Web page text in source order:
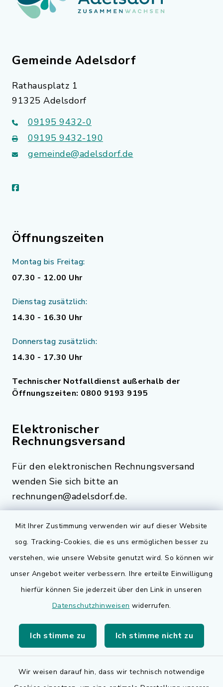
Mit Ihrer Zustimmung verwenden wir auf dieser Website
sog. Tracking-Cookies, die es uns ermöglichen besser zu
verstehen, wie unsere Website genutzt wird. So können wir
unser Angebot weiter verbessern. Ihre erteilte Einwilligung
hierfür können Sie jederzeit über den Link in unseren
Datenschutzhinweisen widerrufen.
Ich stimme zu Ich stimme nicht zu
Wir weisen darauf hin, dass wir technisch notwendige
Gemeinde Adelsdorf
Rathausplatz 1
91325 Adelsdorf
09195 9432-0
09195 9432-190
gemeinde@adelsdorf.de
facebook
Öffnungszeiten
Montag bis Freitag:
07.30 - 12.00 Uhr
Dienstag zusätzlich:
14.30 - 16.30 Uhr
Donnerstag zusätzlich:
14.30 - 17.30 Uhr
Technischer Notfalldienst außerhalb der
Öffnungszeiten: 0800 9193 9195
Elektronischer
Rechnungsversand
Für den elektronischen Rechnungsversand
wenden Sie sich bitte an
rechnungen@adelsdorf.de.
Quicklinks
Bauen in Adelsdorf
BayernPortal
Landkreis Erlangen-Höchstadt